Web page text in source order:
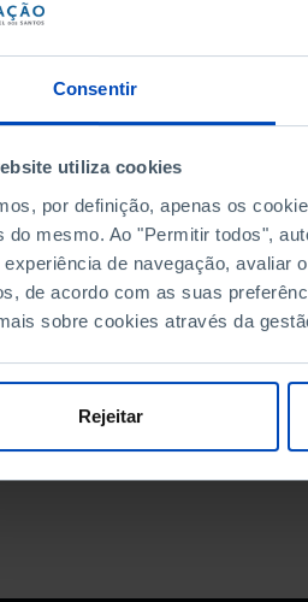
Consentir
utiliza cookies
por definição, apenas os
do mesmo. Ao "Permitir todos",
experiência de navegação, avaliar
de acordo com as suas
sobre cookies através da
Rejeitar